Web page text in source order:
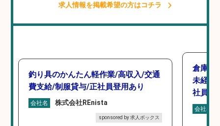
求人情報を掲載希望の方はコチラ
釣り具のかんたん軽作業/高収入/交通
費支給/制服貸与/正社員登用あり
会社名 株式会社REnista
sponsored by 求人ボックス
倉庫で
未経験
社員登
会社名